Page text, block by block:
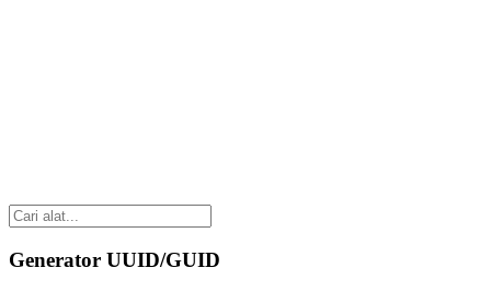
Generator UUID/GUID